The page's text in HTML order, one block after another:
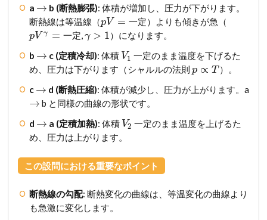
ー
シ
ッ
プ
必
要
で
す
a → b (断熱膨張): 体積が増加し、圧力が下がります。
断熱線は等温線（pV = 一定）よりも傾きが急（
pV γ = 一定,γ > 1）になります。
b → c (定積冷却): 体積 V1 一定のまま温度を下げるた
め、圧力は下がります（シャルルの法則 p ∝ T ）。
c → d (断熱圧縮): 体積が減少し、圧力が上がります。a
→ b と同様の曲線の形状です。
d → a (定積加熱): 体積 V2 一定のまま温度を上げるた
め、圧力は上がります。
この設問における重要なポイント
断熱線の勾配: 断熱変化の曲線は、等温変化の曲線より
も急激に変化します。